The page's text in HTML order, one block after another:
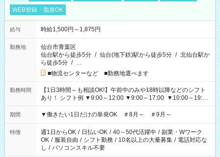
WEB登録・面接OK
給与 時給1,500円～1,875円
勤務地
仙台市青葉区
仙台駅から徒歩5分 / 仙台(地下鉄)駅から徒歩5分 / 北仙台駅か
ら徒歩5分 / …
■物流センターなど ■勤務地選べます
勤務時間
【1日3時間～も相談OK!】午前中のみや18時以降などのシフト
あり！ シフト例 ▼9:00～12:00 ▼9:00～17:00 ▼10:00～19:00
▼18:00～21:00
期間 ▼働きたい1日だけの単発OK ＃8月～ ＃9月～
特徴 週1日からOK / 日払いOK / 40～50代活躍中 / 副業・Wワーク
OK / 服装自由 / シフト勤務 / 10名以上の大量募集 / 電話対応な
し / パソコンスキル不要